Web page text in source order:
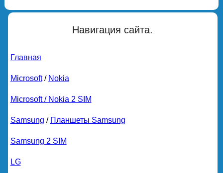
Навигация сайта.
Главная
Microsoft/ Nokia
Microsoft / Nokia 2 SIM
Samsung / Планшеты Samsung
Samsung 2 SIM
LG